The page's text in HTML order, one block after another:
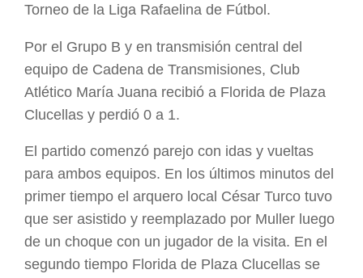
Torneo de la Liga Rafaelina de Fútbol.
Por el Grupo B y en transmisión central del
equipo de Cadena de Transmisiones, Club
Atlético María Juana recibió a Florida de Plaza
Clucellas y perdió 0 a 1.
El partido comenzó parejo con idas y vueltas
para ambos equipos. En los últimos minutos del
primer tiempo el arquero local César Turco tuvo
que ser asistido y reemplazado por Muller luego
de un choque con un jugador de la visita. En el
segundo tiempo Florida de Plaza Clucellas se